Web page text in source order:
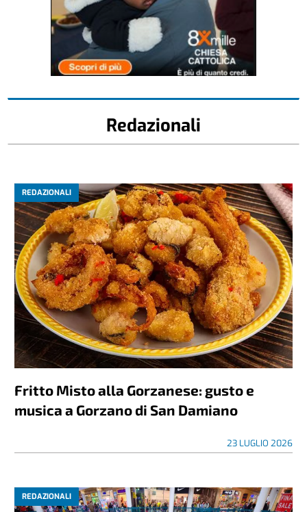
Redazionali
REDAZIONALI
Fritto Misto alla Gorzanese: gusto e
musica a Gorzano di San Damiano
23 LUGLIO 2026
REDAZIONALI